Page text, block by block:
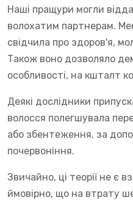
Наші пращури могли
волохатим партнерам.
свідчила про здоров'я,
Також воно дозволяло
особливості, на кшталт
Деякі дослідники
волосся полегшувала
або збентеження, за
почервоніння.
Звичайно, ці теорії не є
ймовірно, що на втрату